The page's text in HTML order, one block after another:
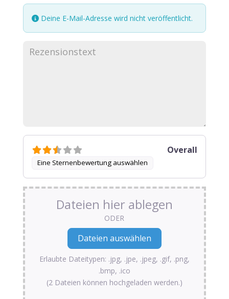
Deine E-Mail-Adresse wird nicht veröffentlicht.
Eine Sternenbewertung auswählen
Overall
Dateien hier ablegen
ODER
Erlaubte Dateitypen: .jpg, .jpe, .jpeg, .gif, .png,
.bmp, .ico
(2 Dateien können hochgeladen werden.)